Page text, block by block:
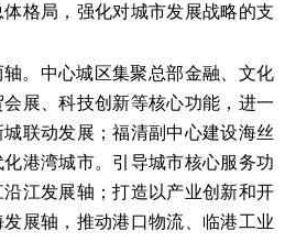
格局，强化对城市发展战略的支
。中心城区集聚总部金融、文化
展、科技创新等核心功能，进一
联动发展；福清副中心建设海丝
港湾城市。引导城市核心服务功
江发展轴；打造以产业创新和开
展轴，推动港口物流、临港工业